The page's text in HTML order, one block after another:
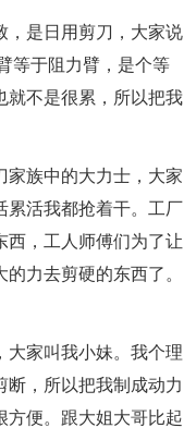
是日用剪刀，大家说
等于阻力臂，是个等
就不是很累，所以把我
族中的大力士，大家
累活我都抢着干。工厂
西，工人师傅们为了让
力去剪硬的东西了。
家叫我小妹。我个理
断，所以把我制成动力
方便。跟大姐大哥比起